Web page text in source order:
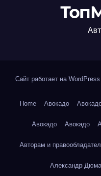
Сайт работает на WordPress
Home Авокадо
Авокадо Авокадо
Авторам и
Александр